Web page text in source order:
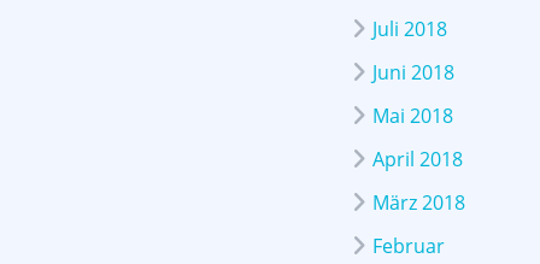
Juli 2018
Juni 2018
Mai 2018
April 2018
März 2018
Februar